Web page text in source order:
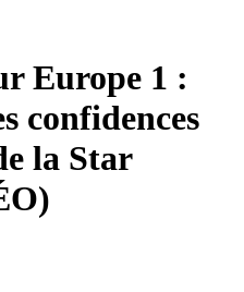
Europe 1 :
confidences
la Star